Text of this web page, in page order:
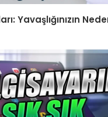
Yavaşlığınızın